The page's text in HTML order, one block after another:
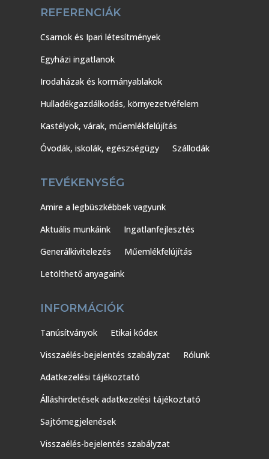
REFERENCIÁK
Csarnok és Ipari létesítmények
Egyházi ingatlanok
Irodaházak és kormányablakok
Hulladékgazdálkodás, környezetvéfelem
Kastélyok, várak, műemlékfelújítás
Óvodák, iskolák, egészségügy
Szállodák
TEVÉKENYSÉG
Amire a legbüszkébbek vagyunk
Aktuális munkáink
Ingatlanfejlesztés
Generálkivitelezés
Műemlékfelújítás
Letölthető anyagaink
INFORMÁCIÓK
Tanúsítványok
Etikai kódex
Visszaélés-bejelentés szabályzat
Rólunk
Adatkezelési tájékoztató
Álláshirdetések adatkezelési tájékoztató
Sajtómegjelenések
Visszaélés-bejelentés szabályzat